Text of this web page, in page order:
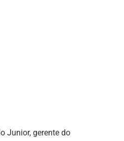
Junior, gerente do